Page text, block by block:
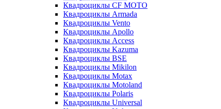
Квадроциклы CF MOTO
Квадроциклы Armada
Квадроциклы Vento
Квадроциклы Apollo
Квадроциклы Access
Квадроциклы Kazuma
Квадроциклы BSE
Квадроциклы Mikilon
Квадроциклы Motax
Квадроциклы Motoland
Квадроциклы Polaris
Квадроциклы Universal